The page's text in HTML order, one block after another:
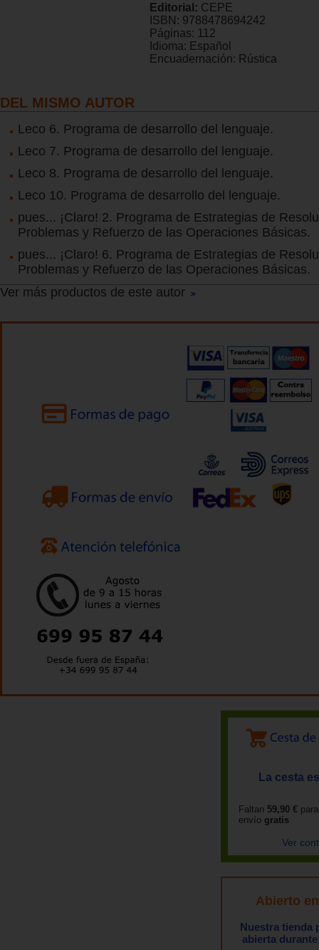
Editorial: CEPE
ISBN: 9788478694242
Páginas: 112
Idioma: Español
Encuadernación: Rústica
DEL MISMO AUTOR
Leco 6. Programa de desarrollo del lenguaje.
Leco 7. Programa de desarrollo del lenguaje.
Leco 8. Programa de desarrollo del lenguaje.
Leco 10. Programa de desarrollo del lenguaje.
pues... ¡Claro! 2. Programa de Estrategias de
Problemas y Refuerzo de las Operaciones Básicas.
pues... ¡Claro! 6. Programa de Estrategias de
Problemas y Refuerzo de las Operaciones Básicas.
Ver más productos de este autor
La cesta
Faltan 59,90 €
envío gratis
Ver
Abierto
Nuestra tienda
abierta